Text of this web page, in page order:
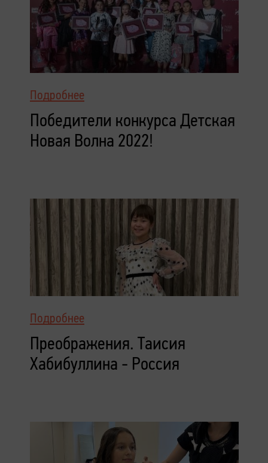
Подробнее
Победители конкурса Детская
Новая Волна 2022!
Подробнее
Преображения. Таисия
Хабибуллина - Россия